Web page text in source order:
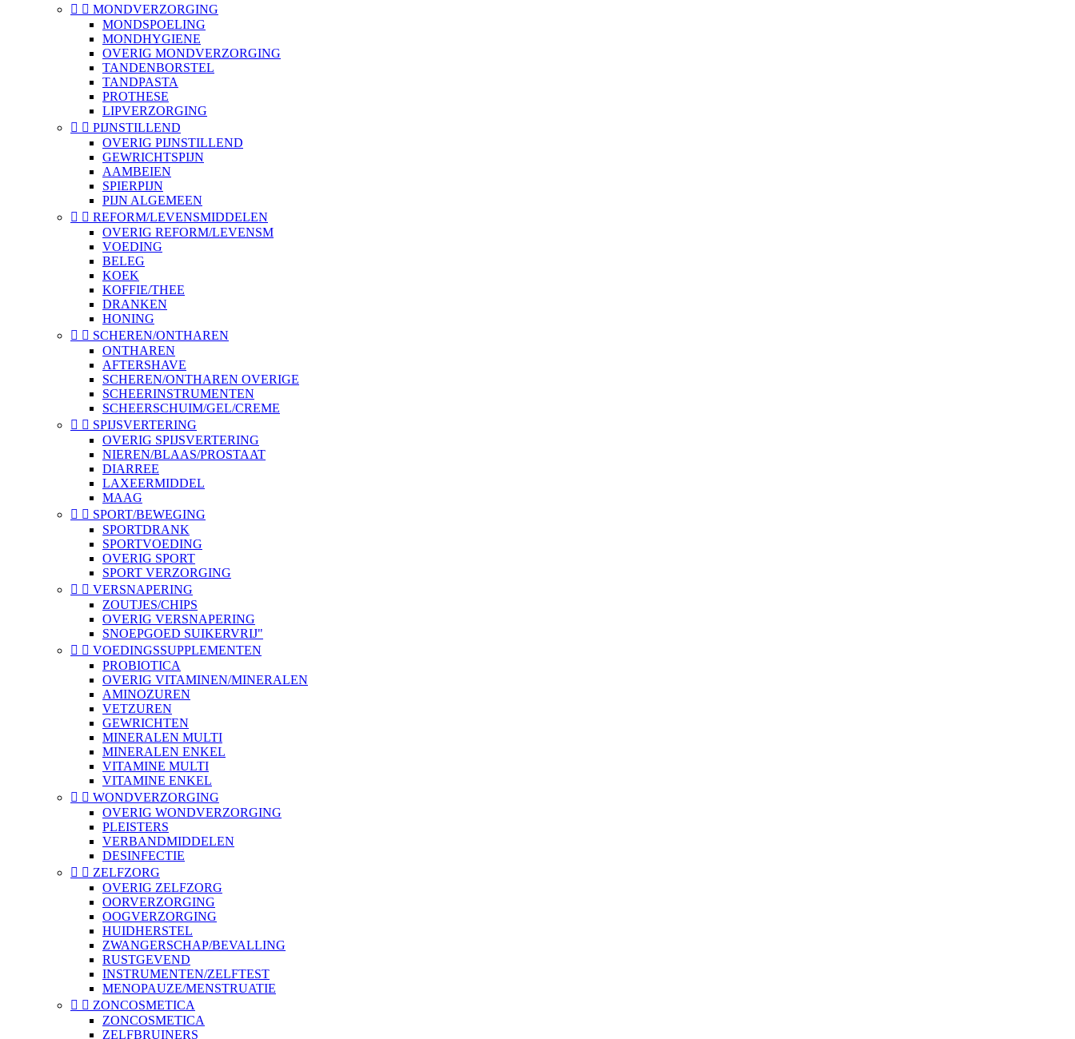
  MONDVERZORGING
MONDSPOELING
MONDHYGIENE
OVERIG MONDVERZORGING
TANDENBORSTEL
TANDPASTA
PROTHESE
LIPVERZORGING
  PIJNSTILLEND
OVERIG PIJNSTILLEND
GEWRICHTSPIJN
AAMBEIEN
SPIERPIJN
PIJN ALGEMEEN
  REFORM/LEVENSMIDDELEN
OVERIG REFORM/LEVENSM
VOEDING
BELEG
KOEK
KOFFIE/THEE
DRANKEN
HONING
  SCHEREN/ONTHAREN
ONTHAREN
AFTERSHAVE
SCHEREN/ONTHAREN OVERIGE
SCHEERINSTRUMENTEN
SCHEERSCHUIM/GEL/CREME
  SPIJSVERTERING
OVERIG SPIJSVERTERING
NIEREN/BLAAS/PROSTAAT
DIARREE
LAXEERMIDDEL
MAAG
  SPORT/BEWEGING
SPORTDRANK
SPORTVOEDING
OVERIG SPORT
SPORT VERZORGING
  VERSNAPERING
ZOUTJES/CHIPS
OVERIG VERSNAPERING
SNOEPGOED SUIKERVRIJ"
  VOEDINGSSUPPLEMENTEN
PROBIOTICA
OVERIG VITAMINEN/MINERALEN
AMINOZUREN
VETZUREN
GEWRICHTEN
MINERALEN MULTI
MINERALEN ENKEL
VITAMINE MULTI
VITAMINE ENKEL
  WONDVERZORGING
OVERIG WONDVERZORGING
PLEISTERS
VERBANDMIDDELEN
DESINFECTIE
  ZELFZORG
OVERIG ZELFZORG
OORVERZORGING
OOGVERZORGING
HUIDHERSTEL
ZWANGERSCHAP/BEVALLING
RUSTGEVEND
INSTRUMENTEN/ZELFTEST
MENOPAUZE/MENSTRUATIE
  ZONCOSMETICA
ZONCOSMETICA
ZELFBRUINERS